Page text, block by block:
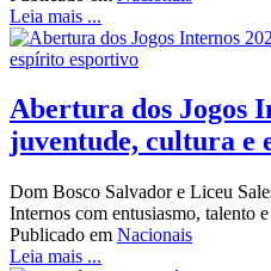
Leia mais ...
Abertura dos Jogos
juventude, cultura e
Dom Bosco Salvador e Liceu
Internos com entusiasmo, talento
Publicado em Nacionais
Leia mais ...